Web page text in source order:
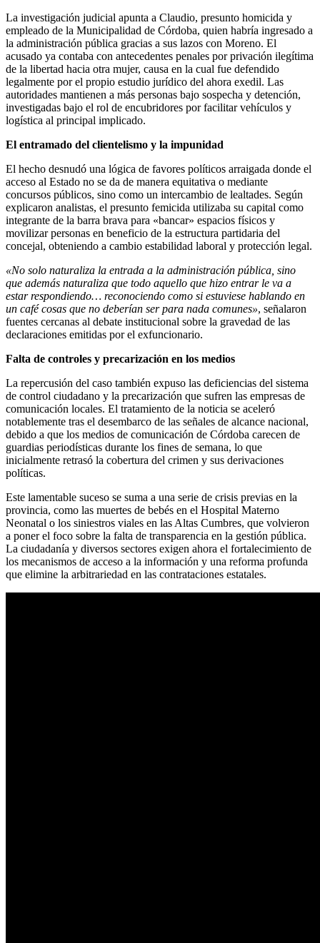
La investigación judicial apunta a Claudio, presunto homicida y
empleado de la Municipalidad de Córdoba, quien habría ingresado a
la administración pública gracias a sus lazos con Moreno. El
acusado ya contaba con antecedentes penales por privación ilegítima
de la libertad hacia otra mujer, causa en la cual fue defendido
legalmente por el propio estudio jurídico del ahora exedil. Las
autoridades mantienen a más personas bajo sospecha y detención,
investigadas bajo el rol de encubridores por facilitar vehículos y
logística al principal implicado.
El entramado del clientelismo y la impunidad
El hecho desnudó una lógica de favores políticos arraigada donde el
acceso al Estado no se da de manera equitativa o mediante
concursos públicos, sino como un intercambio de lealtades. Según
explicaron analistas, el presunto femicida utilizaba su capital como
integrante de la barra brava para «bancar» espacios físicos y
movilizar personas en beneficio de la estructura partidaria del
concejal, obteniendo a cambio estabilidad laboral y protección legal.
«No solo naturaliza la entrada a la administración pública, sino
que además naturaliza que todo aquello que hizo entrar le va a
estar respondiendo… reconociendo como si estuviese hablando en
un café cosas que no deberían ser para nada comunes», señalaron
fuentes cercanas al debate institucional sobre la gravedad de las
declaraciones emitidas por el exfuncionario.
Falta de controles y precarización en los medios
La repercusión del caso también expuso las deficiencias del sistema
de control ciudadano y la precarización que sufren las empresas de
comunicación locales. El tratamiento de la noticia se aceleró
notablemente tras el desembarco de las señales de alcance nacional,
debido a que los medios de comunicación de Córdoba carecen de
guardias periodísticas durante los fines de semana, lo que
inicialmente retrasó la cobertura del crimen y sus derivaciones
políticas.
Este lamentable suceso se suma a una serie de crisis previas en la
provincia, como las muertes de bebés en el Hospital Materno
Neonatal o los siniestros viales en las Altas Cumbres, que volvieron
a poner el foco sobre la falta de transparencia en la gestión pública.
La ciudadanía y diversos sectores exigen ahora el fortalecimiento de
los mecanismos de acceso a la información y una reforma profunda
que elimine la arbitrariedad en las contrataciones estatales.